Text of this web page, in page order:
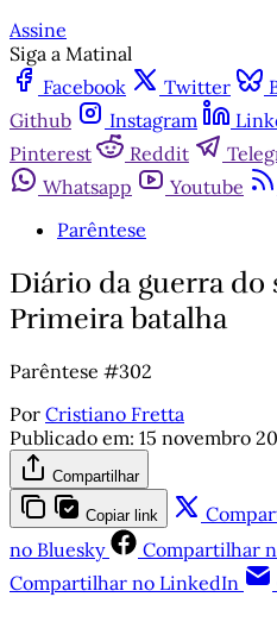
Assine
Siga a Matinal
Facebook
Twitter
Github
Instagram
Pinterest
Reddit
Whatsapp
Youtube
Parêntese
Diário da guerra
Primeira batalha
Parêntese #302
Por Cristiano Fretta
Publicado em: 15 novembro
Compartilhar
Copiar link
no Bluesky
Compartilhar
Compartilhar no LinkedIn